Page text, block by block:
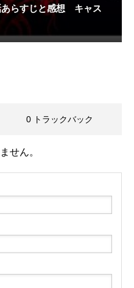
らすじと感想 キャス
0 トラックバック
せん。